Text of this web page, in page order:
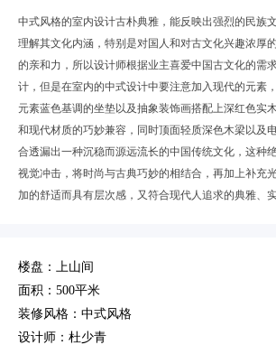
中式风格的室内设计古朴典雅，能反映出强烈的民族
理解其文化内涵，特别是对国人和对古文化兴趣浓厚
的亲和力，所以设计师根据业主喜爱中国古文化的需
计，但是在室内的中式设计中要注意加入现代的元素
元素蓝色基调的坐垫以及抽象装饰画搭配上深红色实
和现代材质的巧妙兼容，同时顶面轻质深色木梁以及
合透漏出一种沉稳而源远流长的中国传统文化，这种
视觉冲击，将时尚与古典巧妙的相结合，再加上补充
加的舒适而具有层次感，又符合现代人追求的典雅、实
楼盘：上山间
面积：500平米
装修风格：中式风格
设计师：杜少青